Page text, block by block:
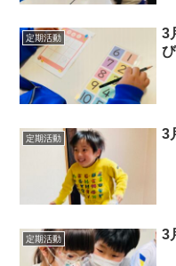
定期活動
3
び
定期活動 3
定期活動 3